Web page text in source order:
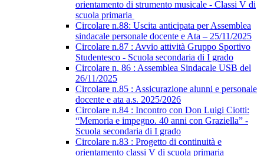
orientamento di strumento musicale - Classi V di
scuola primaria
Circolare n.88: Uscita anticipata per Assemblea
sindacale personale docente e Ata – 25/11/2025
Circolare n.87 : Avvio attività Gruppo Sportivo
Studentesco - Scuola secondaria di I grado
Circolare n. 86 : Assemblea Sindacale USB del
26/11/2025
Circolare n.85 : Assicurazione alunni e personale
docente e ata a.s. 2025/2026
Circolare n.84 : Incontro con Don Luigi Ciotti:
“Memoria e impegno. 40 anni con Graziella” -
Scuola secondaria di I grado
Circolare n.83 : Progetto di continuità e
orientamento classi V di scuola primaria